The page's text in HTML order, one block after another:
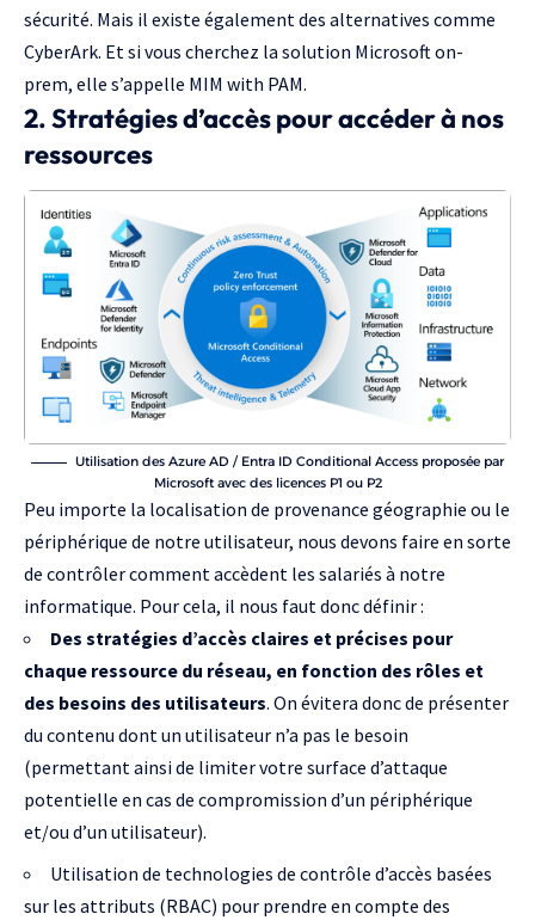
sécurité. Mais il existe également des alternatives comme
CyberArk. Et si vous cherchez la solution Microsoft on-
prem, elle s’appelle MIM with PAM.
2. Stratégies d’accès pour accéder à nos
ressources
Utilisation des Azure AD / Entra ID Conditional Access proposée par
Microsoft avec des licences P1 ou P2
Peu importe la localisation de provenance géographie ou le
périphérique de notre utilisateur, nous devons faire en sorte
de contrôler comment accèdent les salariés à notre
informatique. Pour cela, il nous faut donc définir :
Des stratégies d’accès claires et précises pour
chaque ressource du réseau, en fonction des rôles et
des besoins des utilisateurs. On évitera donc de présenter
du contenu dont un utilisateur n’a pas le besoin
(permettant ainsi de limiter votre surface d’attaque
potentielle en cas de compromission d’un périphérique
et/ou d’un utilisateur).
Utilisation de technologies de contrôle d’accès basées
sur les attributs (RBAC) pour prendre en compte des